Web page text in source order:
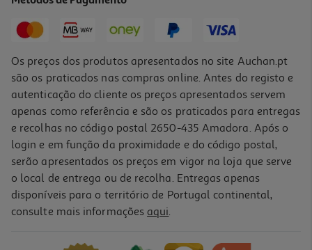
4.3
Aparador Multifunções Philips Mg5921/15 Série 5000 10 Em 1
Os preços dos produtos apresentados no site Auchan.pt
são os praticados nas compras online. Antes do registo e
autenticação do cliente os preços apresentados servem
apenas como referência e são os praticados para entregas
e recolhas no código postal 2650-435 Amadora. Após o
login e em função da proximidade e do código postal,
serão apresentados os preços em vigor na loja que serve
o local de entrega ou de recolha. Entregas apenas
disponíveis para o território de Portugal continental,
consulte mais informações aqui.